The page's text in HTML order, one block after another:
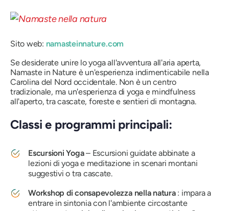
Sito web: namasteinnature.com
Se desiderate unire lo yoga all'avventura all'aria aperta,
Namaste in Nature è un'esperienza indimenticabile nella
Carolina del Nord occidentale. Non è un centro
tradizionale, ma un'esperienza di yoga e mindfulness
all'aperto, tra cascate, foreste e sentieri di montagna.
Classi e programmi principali:
Escursioni Yoga– Escursioni guidate abbinate a
lezioni di yoga e meditazione in scenari montani
suggestivi o tra cascate.
Workshop di consapevolezza nella natura: impara a
entrare in sintonia con l'ambiente circostante